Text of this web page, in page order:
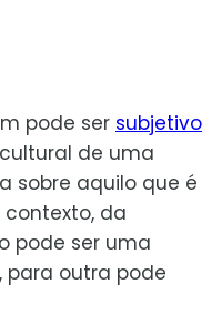
pode ser subjetivo
de uma
sobre aquilo que é
da
pode ser uma
para outra pode